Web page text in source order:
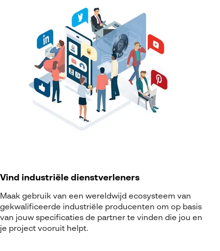
Vind industriële dienstverleners
Maak gebruik van een wereldwijd ecosysteem van
gekwalificeerde industriële producenten om op basis
van jouw specificaties de partner te vinden die jou en
je project vooruit helpt.